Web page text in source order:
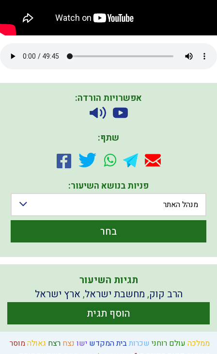
ממלכה עולם רוחני שכרותבית המקדש ישו נצח רצח גאולהמוסר
אפשרויות הורדה:
שתף:
פניות בנושא השיעור:
מנהל האתר
בחר
תגיות השיעור
הרב קוק, מחשבת ישראל, ארץ ישראל
הוסף תגית